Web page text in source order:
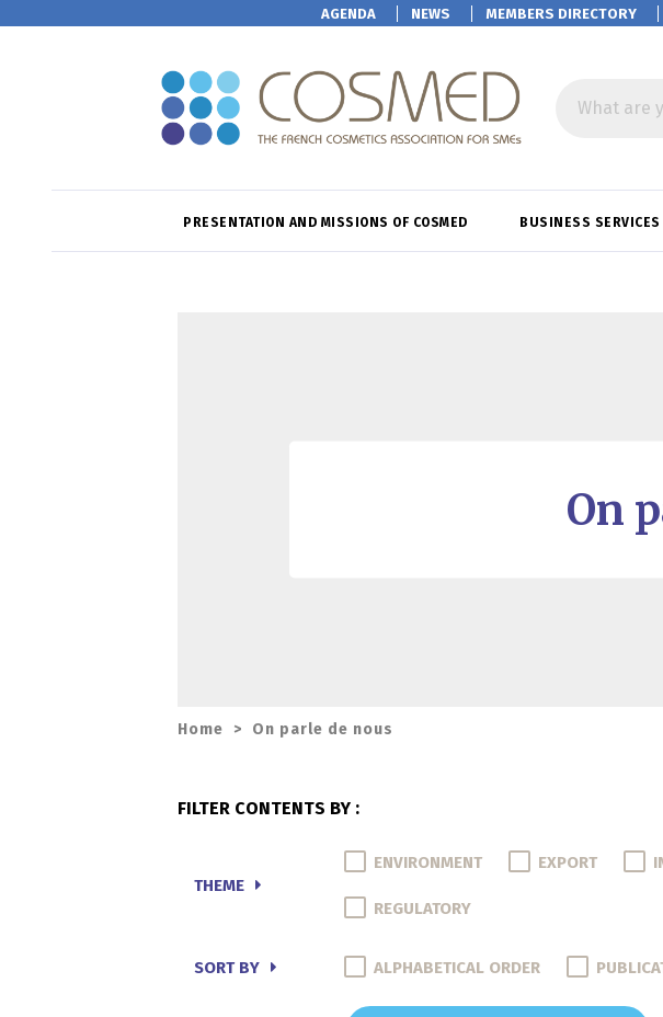
AGENDA NEWS MEMBERS DIRECTORY
What are
PRESENTATION AND MISSIONS OF COSMED BUSINESS SERVICES
On
Home > On parle de nous
FILTER CONTENTS BY :
THEME
ENVIRONMENT EXPORT
REGULATORY
SORT BY ALPHABETICAL ORDER